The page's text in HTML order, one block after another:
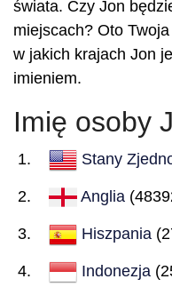
świata. Czy Jon
miejscach? Oto
w jakich krajach Jon
imieniem.
Imię osoby
Stany
Anglia
Hiszpania
Indonezja